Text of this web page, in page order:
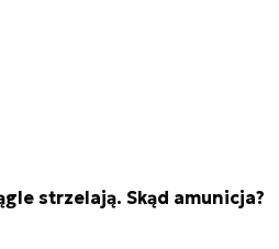
strzelają. Skąd amunicja?